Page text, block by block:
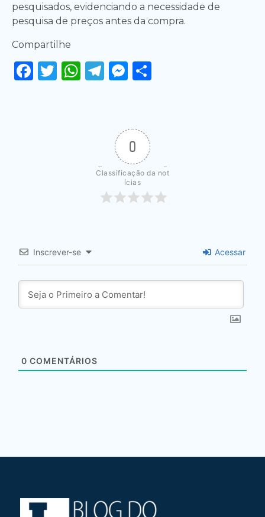
pesquisados, evidenciando a necessidade de
pesquisa de preços antes da compra.
Compartilhe
Facebook
Twitter
WhatsApp
Telegram
Messenger
0
Classificação da not
ícias
Inscrever-se Acessar
0 COMENTÁRIOS